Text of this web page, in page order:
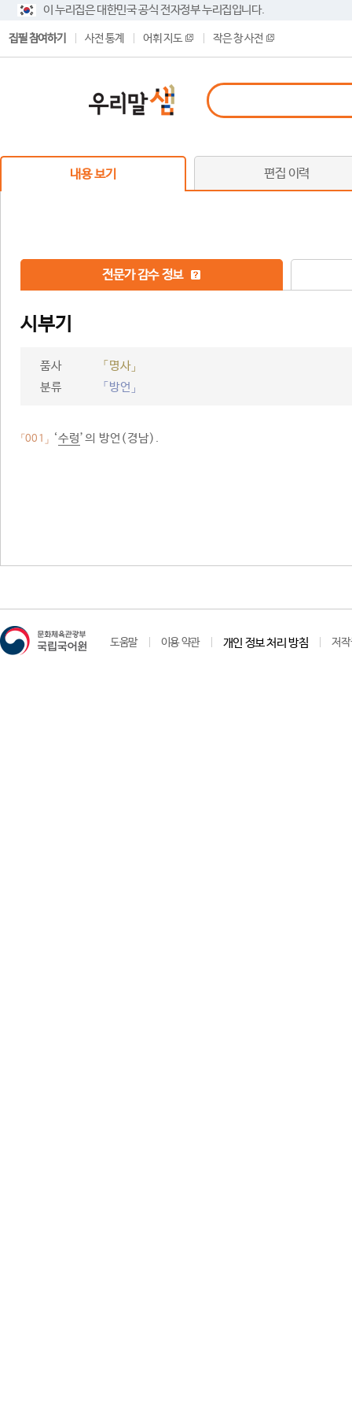
이 누리집은 대한민국 공식 전자정부 누리집입니다.
집필 참여하기 사전 통계 어휘 지도 작은 창 사전
내용 보기 편집 이력
전문가 감수 정보
시부기
품사
「명사」
분류
「방언」
「001」 ‘수렁’의 방언(경남).
도움말 이용 약관 개인 정보 처리 방침 저